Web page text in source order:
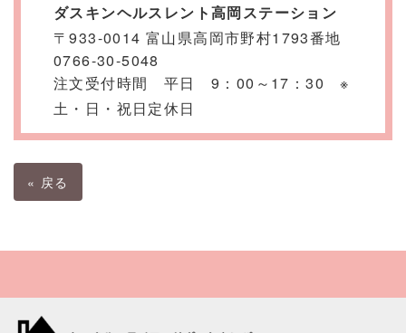
ダスキンヘルスレント高岡ステーション
〒933-0014 富山県高岡市野村1793番地
0766-30-5048
注文受付時間 平日 9：00～17：30 ※
土・日・祝日定休日
« 戻る